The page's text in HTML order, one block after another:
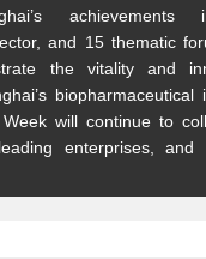
and 15 thematic
the vitality and
biopharmaceutical
will continue to
enterprises, and
a series of